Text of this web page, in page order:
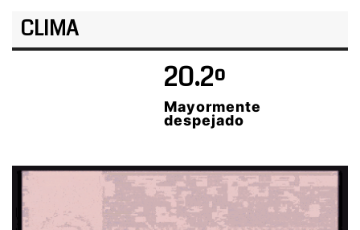
CLIMA
20.2º
Mayormente
despejado